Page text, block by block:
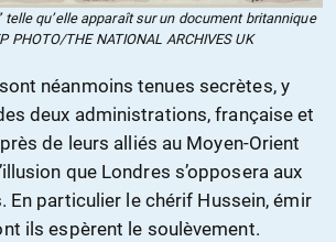
telle qu’elle apparaît sur un document britannique
PHOTO/THE NATIONAL ARCHIVES UK
néanmoins tenues secrètes, y
deux administrations, française et
de leurs alliés au Moyen-Orient
que Londres s’opposera aux
En particulier le chérif Hussein, émir
ils espèrent le soulèvement.